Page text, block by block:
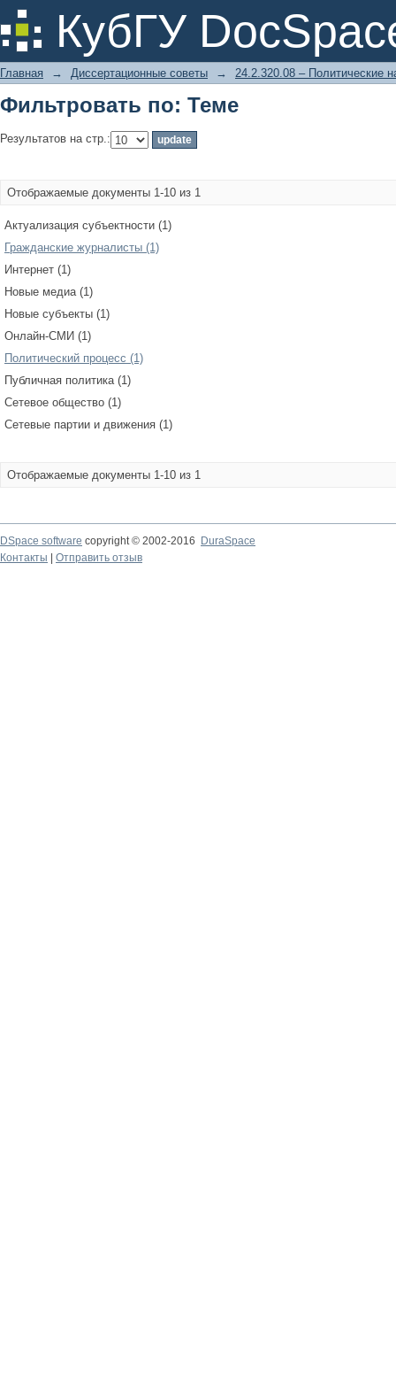
КубГУ
Фильтровать по: Теме
Главная → Диссертационные советы → 24.2.320.08 – Политические
Фильтровать по: Теме
Результатов на стр.:
Отображаемые документы 1-10 из 1
Актуализация субъектности (1)
Гражданские журналисты (1)
Интернет (1)
Новые медиа (1)
Новые субъекты (1)
Онлайн-СМИ (1)
Политический процесс (1)
Публичная политика (1)
Сетевое общество (1)
Сетевые партии и движения (1)
Отображаемые документы 1-10 из 1
DSpace software copyright © 2002-2016
DuraSpace
Контакты
Отправить отзыв